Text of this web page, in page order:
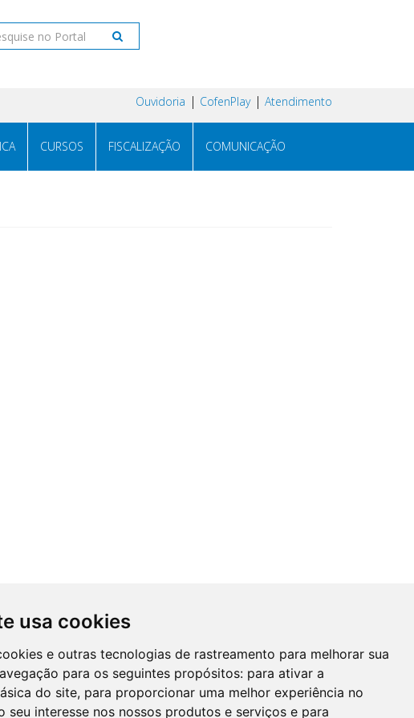
usa cookies
e outras tecnologias de rastreamento para melhorar sua
para os seguintes propósitos: para ativar a
do site, para proporcionar uma melhor experiência no
seu interesse nos nossos produtos e serviços e para
Ouvidoria CofenPlay Atendimento
CURSOS FISCALIZAÇÃO COMUNICAÇÃO